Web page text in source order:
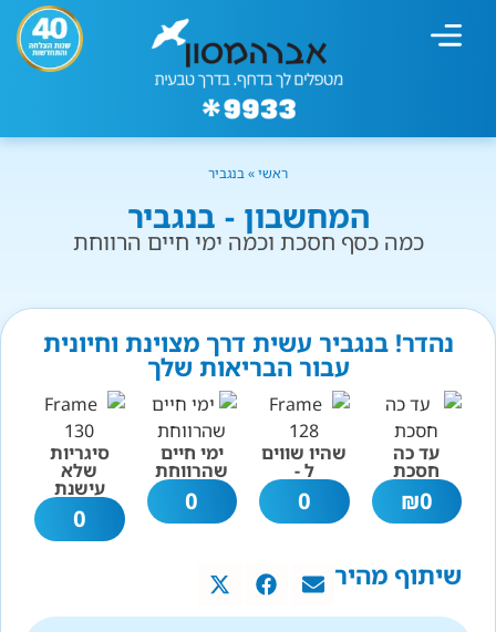
ראשי»בנגביר
המחשבון - בנגביר
כמה כסף חסכת וכמה ימי חיים הרווחת
נהדר! בנגביר עשית דרך מצוינת וחיונית
עבור הבריאות שלך
עד כה
חסכת
0
₪
שהיו שווים
ל -
0
ימי חיים
שהרווחת
0
סיגריות
שלא
עישנת
0
שיתוף מהיר